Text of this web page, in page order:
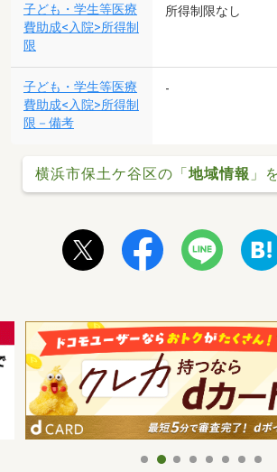
子ども・学生等医療
費助成<入院>所得制
限
所得制限なし
子ども・学生等医療
費助成<入院>所得制
限－備考
-
横浜市保土ケ谷区の「 地域情報 」